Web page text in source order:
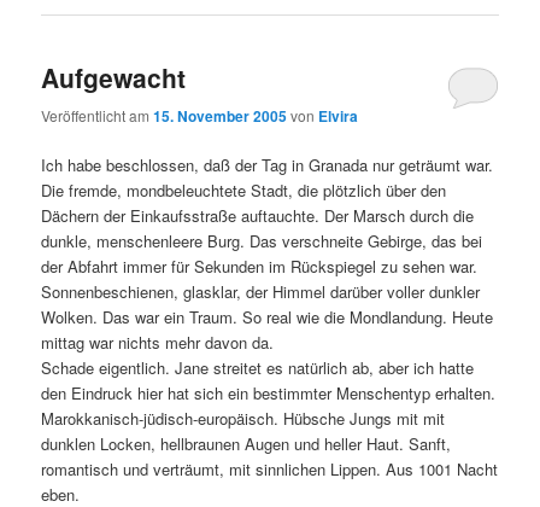
Aufgewacht
Veröffentlicht am15. November 2005von Elvira
Ich habe beschlossen, daß der Tag in Granada nur geträumt war.
Die fremde, mondbeleuchtete Stadt, die plötzlich über den
Dächern der Einkaufsstraße auftauchte. Der Marsch durch die
dunkle, menschenleere Burg. Das verschneite Gebirge, das bei
der Abfahrt immer für Sekunden im Rückspiegel zu sehen war.
Sonnenbeschienen, glasklar, der Himmel darüber voller dunkler
Wolken. Das war ein Traum. So real wie die Mondlandung. Heute
mittag war nichts mehr davon da.
Schade eigentlich. Jane streitet es natürlich ab, aber ich hatte
den Eindruck hier hat sich ein bestimmter Menschentyp erhalten.
Marokkanisch-jüdisch-europäisch. Hübsche Jungs mit mit
dunklen Locken, hellbraunen Augen und heller Haut. Sanft,
romantisch und verträumt, mit sinnlichen Lippen. Aus 1001 Nacht
eben.